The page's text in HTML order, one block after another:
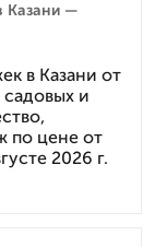
Казани —
в Казани от
и
по цене от
2026 г.